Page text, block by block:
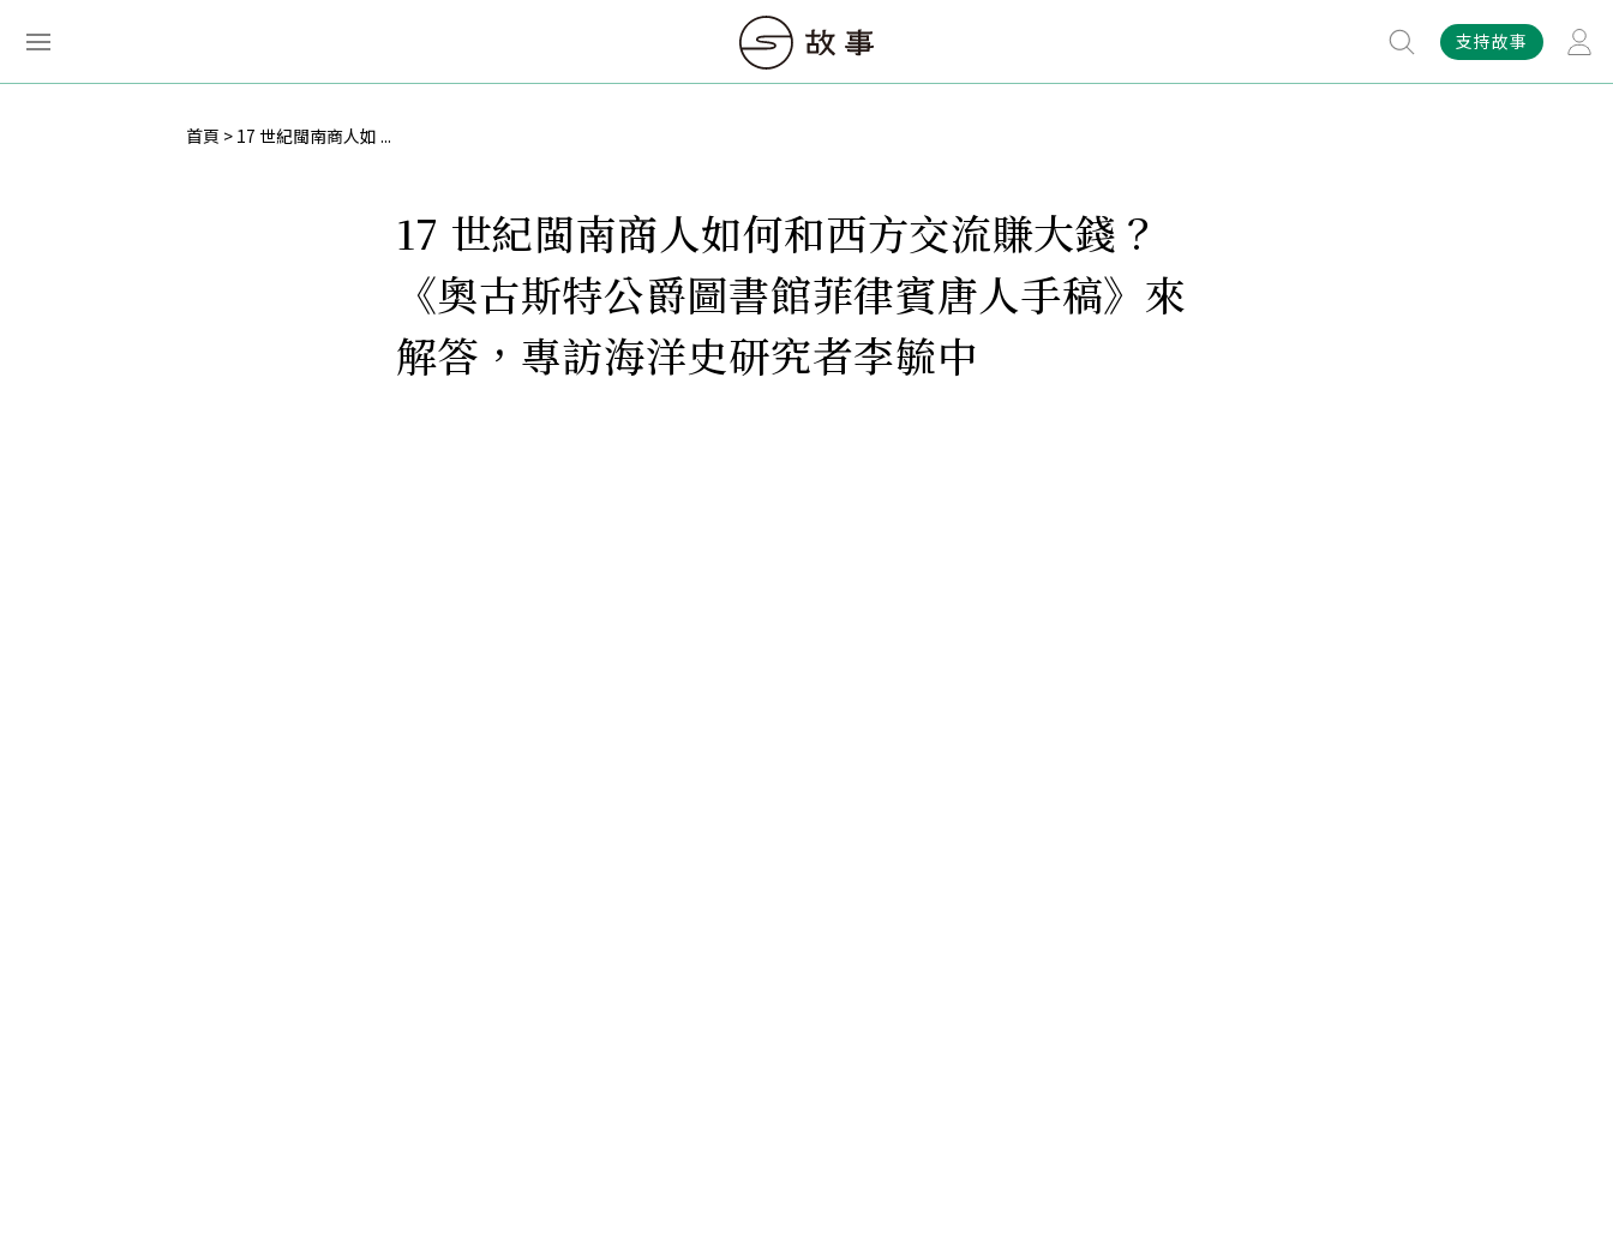
支持故事
首頁 17 世紀閩南商人如 ...
17 世紀閩南商人如何和西方交流賺大錢？
《奧古斯特公爵圖書館菲律賓唐⼈⼿稿》來
解答，專訪海洋史研究者李毓中